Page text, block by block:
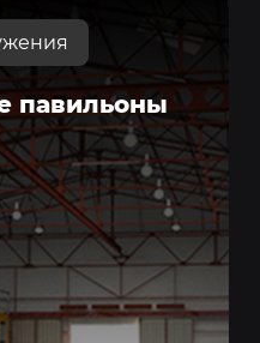
павильоны